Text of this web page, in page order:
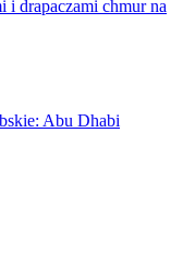
Abu Dhabi